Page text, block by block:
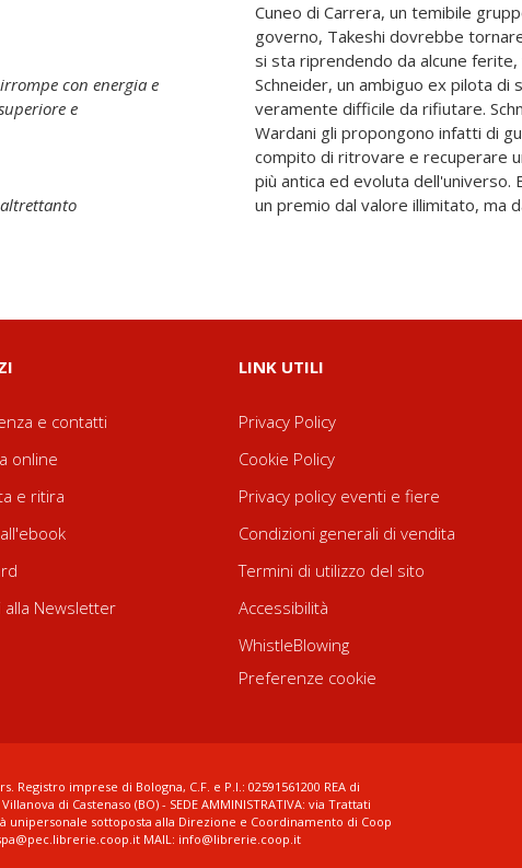
con energia e
Cuneo di Carrera, un temibile
governo, Takeshi dovrebbe
si sta riprendendo da alcune ferite,
Schneider, un ambiguo ex pilota di
veramente difficile da rifiutare.
Wardani gli propongono infatti di
compito di ritrovare e recuperare
più antica ed evoluta dell'universo.
un premio dal valore illimitato, ma
e contatti
online
e ritira
alla Newsletter
LINK UTILI
Privacy Policy
Cookie Policy
Privacy policy eventi e fiere
Condizioni generali di vendita
Termini di utilizzo del sito
Accessibilità
WhistleBlowing
Preferenze cookie
Registro imprese di Bologna, C.F. e P.I.: 02591561200 REA di
di Castenaso (BO) - SEDE AMMINISTRATIVA: via Trattati
unipersonale sottoposta alla Direzione e Coordinamento di Coop
MAIL: info@librerie.coop.it